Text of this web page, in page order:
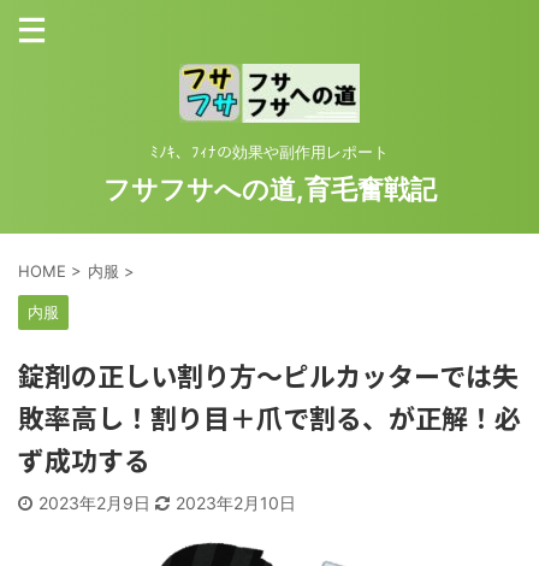
ﾐﾉｷ、ﾌｨﾅの効果や副作用レポート
フサフサへの道,育毛奮戦記
HOME > 内服 >
内服
錠剤の正しい割り方～ピルカッターでは失
敗率高し！割り目＋爪で割る、が正解！必
ず成功する
2023年2月9日 2023年2月10日